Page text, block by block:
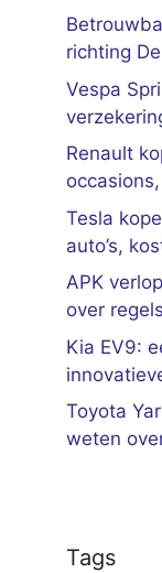
richting
Vespa
Renault
Tesla
auto’s,
APK
over
Kia EV9:
Toyota
weten
Tags